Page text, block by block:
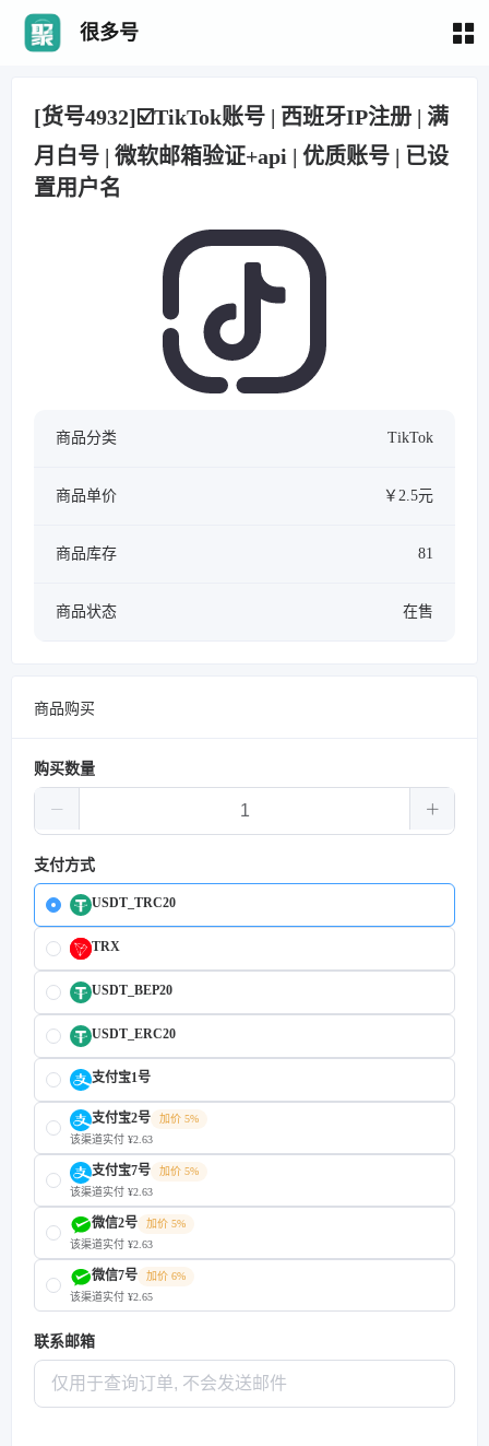
很多号
[货号4932]☑️TikTok账号 | 西班牙IP注册 | 满
月白号 | 微软邮箱验证+api | 优质账号 | 已设
置用户名
商品分类 TikTok
商品单价 ￥2.5元
商品库存 81
商品状态 在售
商品购买
购买数量
支付方式
USDT_TRC20
TRX
USDT_BEP20
USDT_ERC20
支付宝1号
支付宝2号
加价 5%
该渠道实付 ¥2.63
支付宝7号
加价 5%
该渠道实付 ¥2.63
微信2号
加价 5%
该渠道实付 ¥2.63
微信7号
加价 6%
该渠道实付 ¥2.65
联系邮箱